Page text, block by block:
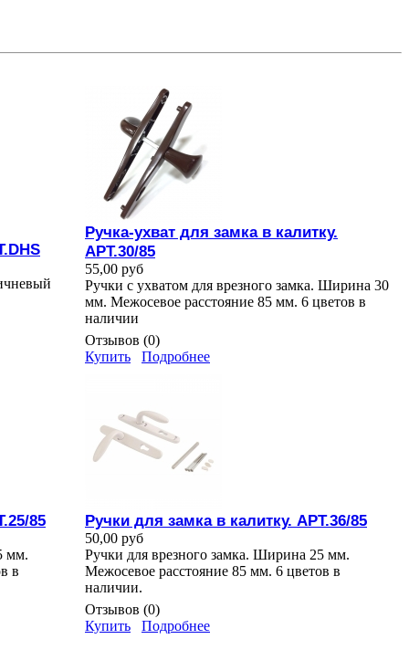
Ручка-ухват для замка в калитку.
АРТ.30/85
55,00 руб
Ручки с ухватом для врезного замка. Ширина 30
мм. Межосевое расстояние 85 мм. 6 цветов в
наличии
Отзывов (0)
Купить
Подробнее
85
мм.
в
Ручки для замка в калитку. АРТ.36/85
50,00 руб
Ручки для врезного замка. Ширина 25 мм.
Межосевое расстояние 85 мм. 6 цветов в
наличии.
Отзывов (0)
Купить
Подробнее